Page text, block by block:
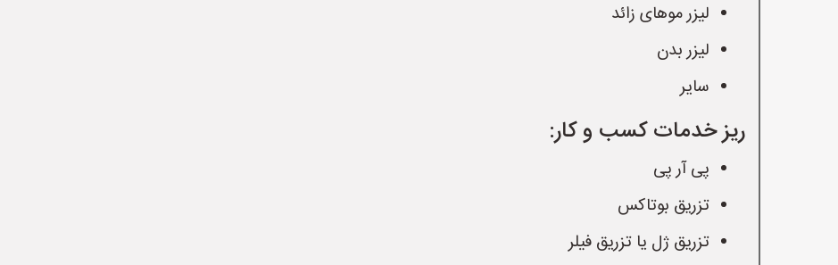
لیزر موهای زائد
لیزر بدن
سایر
ریز خدمات کسب و کار:
پی آر پی
تزریق بوتاکس
تزریق ژل یا تزریق فیلر